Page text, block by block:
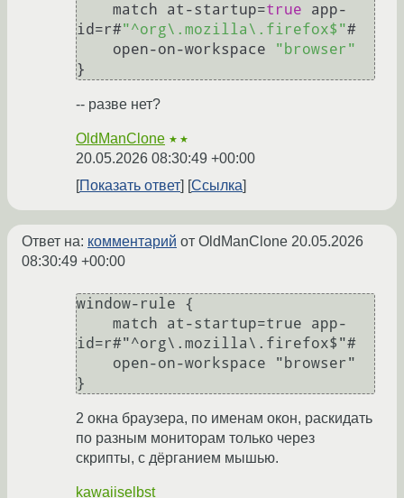
    match at-startup=
true app-
id=r#"^org\.mozilla\.firefox$"#
    open-on-workspace
"browser"
}
-- разве нет?
OldManClone ★★
20.05.2026 08:30:49 +00:00
Показать ответ
Ссылка
Ответ на: комментарий от OldManClone 20.05.2026
08:30:49 +00:00
window-rule {
id=r#"^org\.mozilla\.firefox$"#
2 окна браузера, по именам окон, раскидать
по разным мониторам только через
скрипты, с дёрганием мышью.
kawaiiselbst